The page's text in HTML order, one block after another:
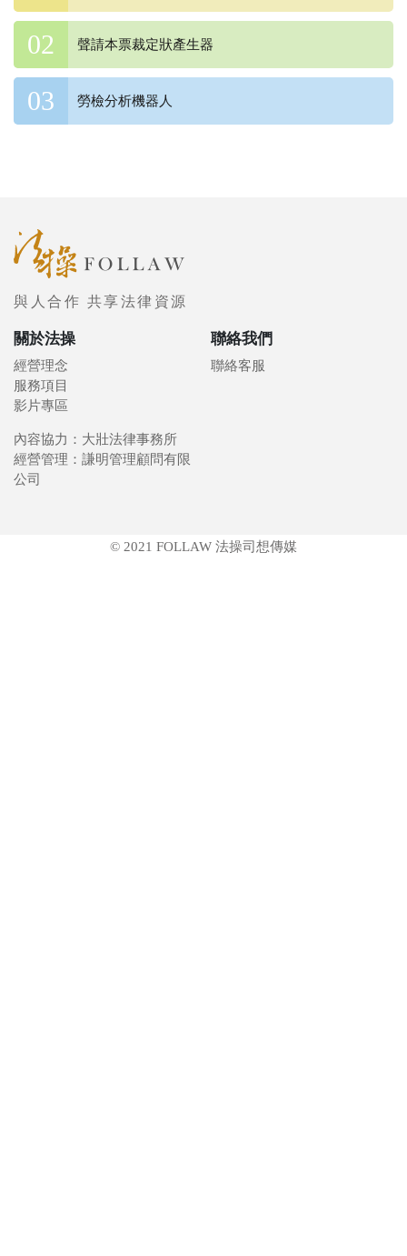
聲請本票裁定狀產生器
勞檢分析機器人
與人合作 共享法律資源
關於法操
經營理念
服務項目
影片專區
聯絡我們
聯絡客服
內容協力：大壯法律事務所
經營管理：謙明管理顧問有限
公司
© 2021 FOLLAW 法操司想傳媒